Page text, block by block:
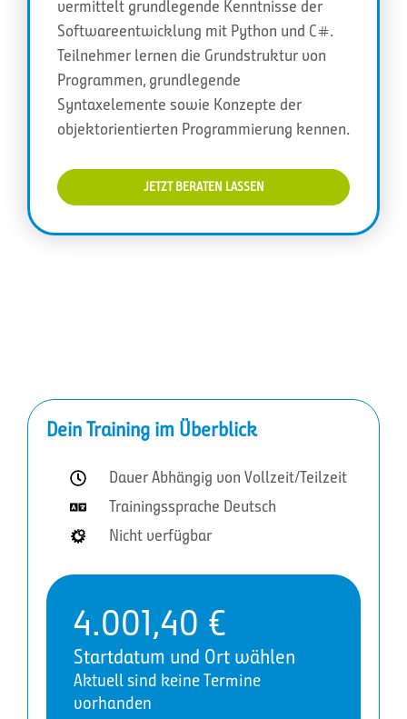
vermittelt grundlegende Kenntnisse der
Softwareentwicklung mit Python und C#.
Teilnehmer lernen die Grundstruktur von
Programmen, grundlegende
Syntaxelemente sowie Konzepte der
objektorientierten Programmierung kennen.
JETZT BERATEN LASSEN
Dein Training im Überblick
Dauer Abhängig von Vollzeit/Teilzeit
Trainingssprache Deutsch
Nicht verfügbar
4.001,40 €
Startdatum und Ort wählen
Aktuell sind keine Termine
vorhanden